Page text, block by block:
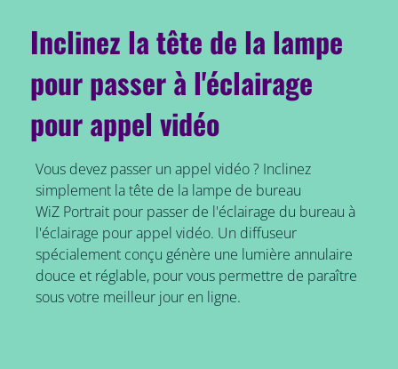
Inclinez la tête de la lampe
pour passer à l'éclairage
pour appel vidéo
Vous devez passer un appel vidéo ? Inclinez
simplement la tête de la lampe de bureau
WiZ Portrait pour passer de l'éclairage du bureau à
l'éclairage pour appel vidéo. Un diffuseur
spécialement conçu génère une lumière annulaire
douce et réglable, pour vous permettre de paraître
sous votre meilleur jour en ligne.